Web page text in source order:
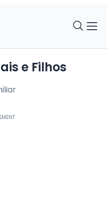
e Filhos